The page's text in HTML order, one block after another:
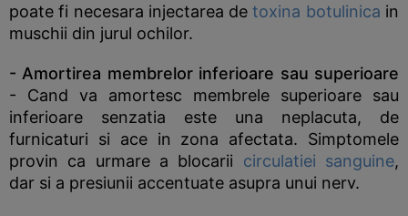
poate fi necesara injectarea detoxina botulinica in
muschii din jurul ochilor.
- Amortirea membrelor inferioare sau superioare
- Cand va amortesc membrele superioare sau
inferioare senzatia este una neplacuta, de
furnicaturi si ace in zona afectata. Simptomele
provin ca urmare a blocarii circulatiei sanguine,
dar si a presiunii accentuate asupra unui nerv.